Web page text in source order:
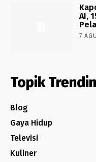
AI,
7
Topik
Blog
Gaya Hidup
Televisi
Kuliner